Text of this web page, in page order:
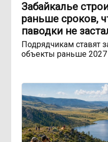
Забайкалье
раньше сроков,
паводки не
Подрядчикам ставят
объекты раньше 2027